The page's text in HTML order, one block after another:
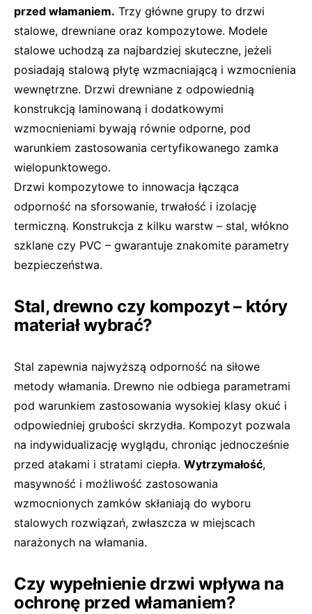
przed włamaniem. Trzy główne grupy to drzwi
stalowe, drewniane oraz kompozytowe. Modele
stalowe uchodzą za najbardziej skuteczne, jeżeli
posiadają stalową płytę wzmacniającą i wzmocnienia
wewnętrzne. Drzwi drewniane z odpowiednią
konstrukcją laminowaną i dodatkowymi
wzmocnieniami bywają równie odporne, pod
warunkiem zastosowania certyfikowanego zamka
wielopunktowego.
Drzwi kompozytowe to innowacja łącząca
odporność na sforsowanie, trwałość i izolację
termiczną. Konstrukcja z kilku warstw – stal, włókno
szklane czy PVC – gwarantuje znakomite parametry
bezpieczeństwa.
Stal, drewno czy kompozyt – który
materiał wybrać?
Stal zapewnia najwyższą odporność na siłowe
metody włamania. Drewno nie odbiega parametrami
pod warunkiem zastosowania wysokiej klasy okuć i
odpowiedniej grubości skrzydła. Kompozyt pozwala
na indywidualizację wyglądu, chroniąc jednocześnie
przed atakami i stratami ciepła. Wytrzymałość,
masywność i możliwość zastosowania
wzmocnionych zamków skłaniają do wyboru
stalowych rozwiązań, zwłaszcza w miejscach
narażonych na włamania.
Czy wypełnienie drzwi wpływa na
ochronę przed włamaniem?